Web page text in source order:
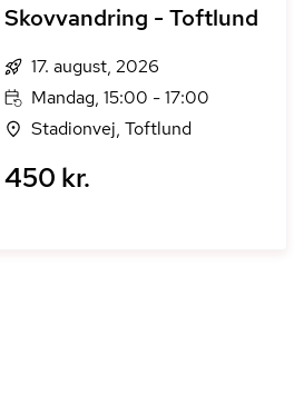
Skovvandring - Toftlund
17. august, 2026
Mandag, 15:00 - 17:00
Stadionvej, Toftlund
450 kr.